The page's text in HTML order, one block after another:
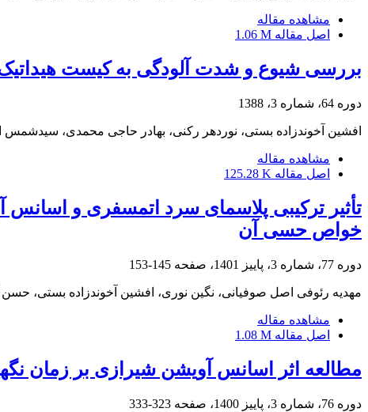
مشاهده مقاله
اصل مقاله 1.06 M
بررسی شیوع و شدت آلودگی به کیست
دوره 64، شماره 3، 1388
افشین آخوندزاده بستی، نوردهر رکنی، بهادر حاجی محمدی،
مشاهده مقاله
اصل مقاله 125.28 K
تأثیر ترکیبی پلاسمای سرد اتمسفری و اسانس
خواص حسی آن
دوره 77، شماره 3، پاییز 1401، صفحه 145-153
مهدیه رئوفی اصل صوفیانی، نگین نوری، افشین آخوندزاده بستی،
مشاهده مقاله
اصل مقاله 1.08 M
مطالعه اثر اسانس آویشن شیرازی بر زمان
دوره 76، شماره 3، پاییز 1400، صفحه 323-333